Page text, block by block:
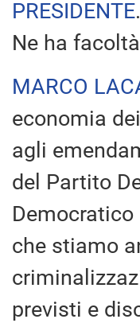
PRESIDENTE
Ne ha
MARCO
economia
agli
del Partito
che stiamo
previsti e